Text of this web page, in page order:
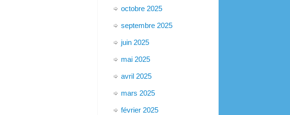
octobre 2025
septembre 2025
juin 2025
mai 2025
avril 2025
mars 2025
février 2025